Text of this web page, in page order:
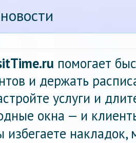
помогает
и держать
услуги и
окна — и
избегаете